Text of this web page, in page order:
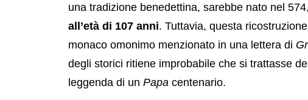
una tradizione benedettina, sarebbe nato nel
all’età di 107 anni. Tuttavia, questa
monaco omonimo menzionato in una lettera di
degli storici ritiene improbabile che si trattasse
leggenda di un Papa centenario.